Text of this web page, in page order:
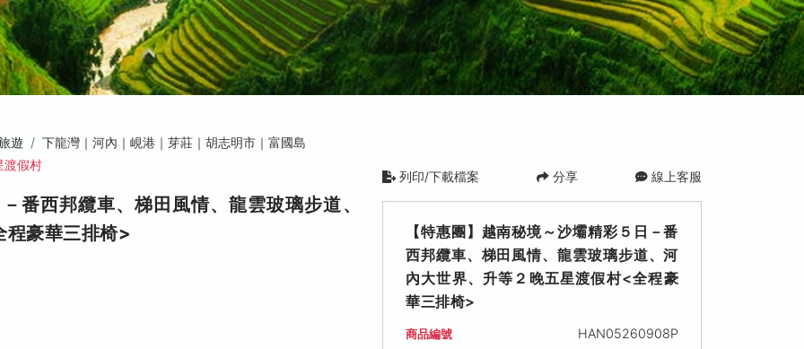
遊
下龍灣｜河內｜峴港｜芽莊｜胡志明市｜富國島
渡假村
番西邦纜車、梯田風情、龍雲玻璃步道、
程豪華三排椅>
列印/下載檔案 分享 線上客服
【特惠團】越南秘境～沙壩精彩５日－番
西邦纜車、梯田風情、龍雲玻璃步道、河
內大世界、升等２晚五星渡假村<全程豪
華三排椅>
商品編號 HAN05260908P